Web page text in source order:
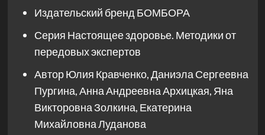
Издательский бренд БОМБОРА
Серия Настоящее здоровье. Методики от
передовых экспертов
АвторЮлия Кравченко, Даниэла Сергеевна
Пургина, Анна Андреевна Архицкая, Яна
Викторовна Золкина, Екатерина
Михайловна Луданова